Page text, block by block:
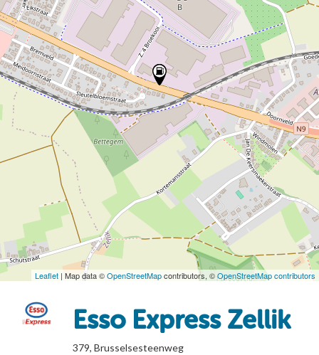
Leaflet | Map data ©OpenStreetMapcontributors, ©OpenStreetMap contributors
Esso Express Zellik
379, Brusselsesteenweg